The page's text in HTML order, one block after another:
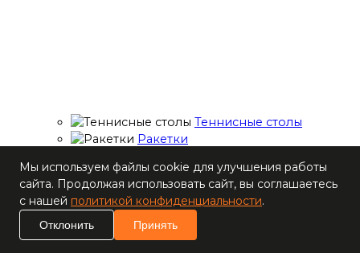
Теннисные столы
Ракетки
ракеток
Основания для
ракеток
Мячи
Наборы
Мы используем файлы cookie для улучшения работы
сайта. Продолжая использовать сайт, вы соглашаетесь
с нашей политикой конфиденциальности.
Отклонить Принять